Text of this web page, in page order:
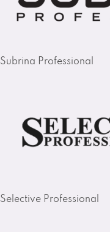
Subrina Professional
Selective Professional